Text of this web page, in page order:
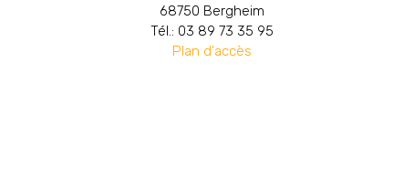
68750 Bergheim
Tél.: 03 89 73 35 95
Plan d'accès